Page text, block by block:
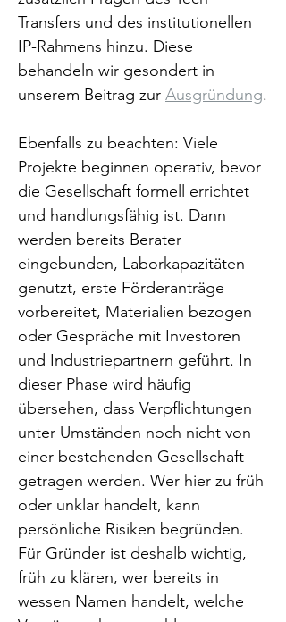
Transfers und des institutionellen
IP-Rahmens hinzu. Diese
behandeln wir gesondert in
unserem Beitrag zur Ausgründung.
Ebenfalls zu beachten: Viele
Projekte beginnen operativ, bevor
die Gesellschaft formell errichtet
und handlungsfähig ist. Dann
werden bereits Berater
eingebunden, Laborkapazitäten
genutzt, erste Förderanträge
vorbereitet, Materialien bezogen
oder Gespräche mit Investoren
und Industriepartnern geführt. In
dieser Phase wird häufig
übersehen, dass Verpflichtungen
unter Umständen noch nicht von
einer bestehenden Gesellschaft
getragen werden. Wer hier zu früh
oder unklar handelt, kann
persönliche Risiken begründen.
Für Gründer ist deshalb wichtig,
früh zu klären, wer bereits in
wessen Namen handelt, welche